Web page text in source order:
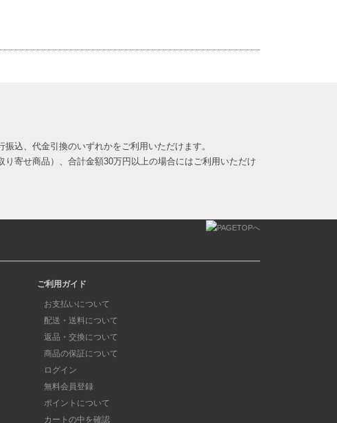
込、代金引換のいずれかをご利用いただけます。
寄せ商品）、合計金額30万円以上の場合にはご利用いただけ
ご利用ガイド
お支払いについて
配送・送料について
返品・交換について
商品の保証について
ログイン
無料会員登録
ポイントについて
カートの中を確認